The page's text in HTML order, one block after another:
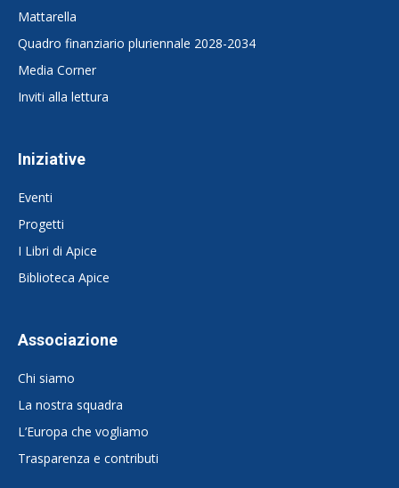
Mattarella
Quadro finanziario pluriennale 2028-2034
Media Corner
Inviti alla lettura
Iniziative
Eventi
Progetti
I Libri di Apice
Biblioteca Apice
Associazione
Chi siamo
La nostra squadra
L’Europa che vogliamo
Trasparenza e contributi